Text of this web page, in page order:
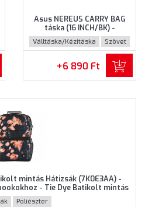
Asus NEREUS CARRY BAG
táska (16 INCH/BK) -
Maximum 16" méretű
notebookokhoz, Fekete
színben
Válltáska/Kézitáska Szövet
+6 890 Ft
mintás Hátizsák (7K0E3AA) -
- Tie Dye Batikolt mintás
színben
Poliészter